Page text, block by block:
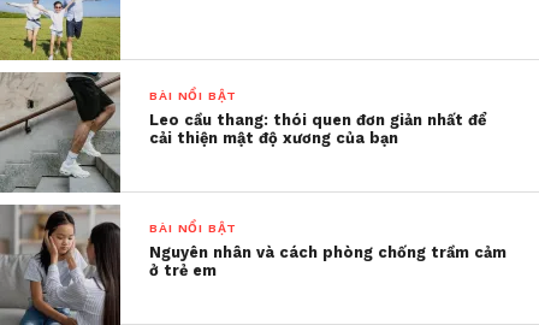
người phụ nữ kia.
Chị B giữ kín chuyện với gia đình, nhưng nỗi đau
như một vết dao cứa sâu. Hai tháng sau, chị quyết
định đối mặt với sự thật.
BÀI NỔI BẬT
Leo cầu thang: thói quen đơn giản nhất để
cải thiện mật độ xương của bạn
BÀI NỔI BẬT
Nguyên nhân và cách phòng chống trầm cảm
ở trẻ em